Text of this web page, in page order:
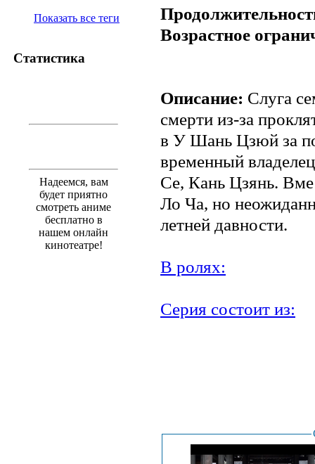
Показать все теги
Статистика
Надеемся, вам
будет приятно
смотреть аниме
бесплатно в
нашем онлайн
кинотеатре!
Возрастное
Описание: Слуга
смерти из-за
в У Шань Цзюй за
временный
Се, Кань Цзянь.
Ло Ча, но
летней давности.
В ролях:
Серия состоит из: